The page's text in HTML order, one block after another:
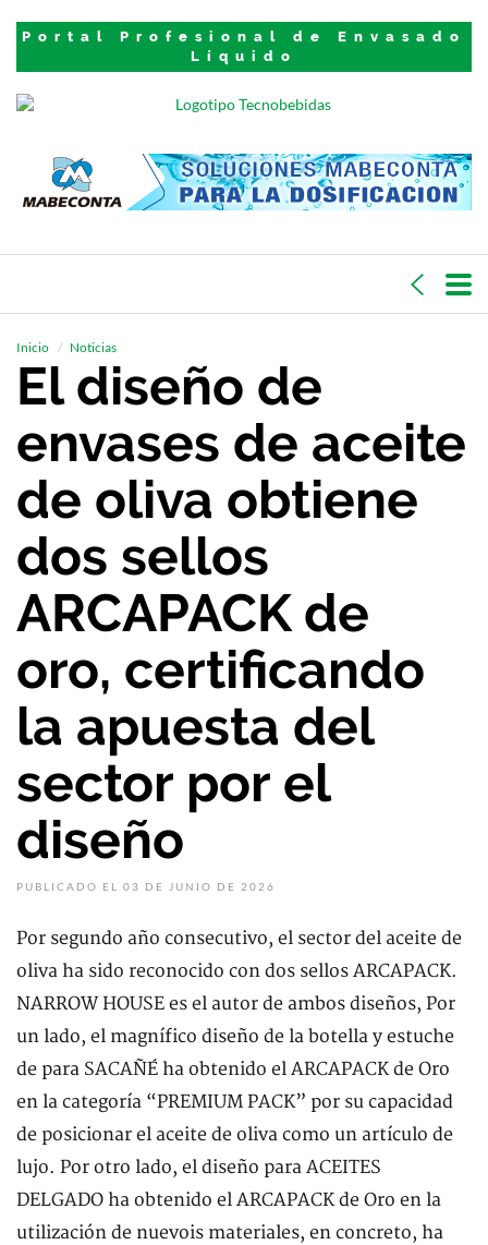
Portal Profesional de Envasado
Líquido
Inicio Noticias
El diseño de
envases de aceite
de oliva obtiene
dos sellos
ARCAPACK de
oro, certificando
la apuesta del
sector por el
diseño
PUBLICADO EL 03 DE JUNIO DE 2026
Por segundo año consecutivo, el sector del aceite de
oliva ha sido reconocido con dos sellos ARCAPACK.
NARROW HOUSE es el autor de ambos diseños, Por
un lado, el magnífico diseño de la botella y estuche
de para SACAÑÉ ha obtenido el ARCAPACK de Oro
en la categoría “PREMIUM PACK” por su capacidad
de posicionar el aceite de oliva como un artículo de
lujo. Por otro lado, el diseño para ACEITES
DELGADO ha obtenido el ARCAPACK de Oro en la
utilización de nuevois materiales, en concreto, ha